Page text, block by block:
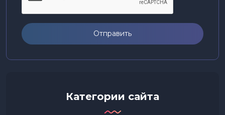
Отправить
Категории сайта